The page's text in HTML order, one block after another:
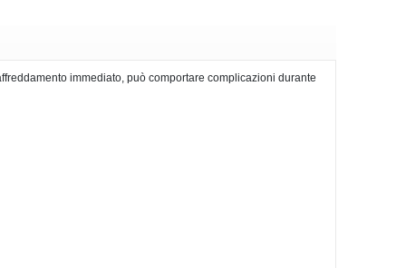
immediato, può comportare complicazioni durante